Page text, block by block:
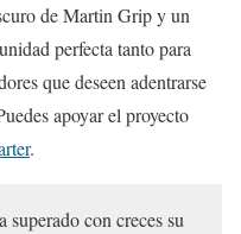
de Martin Grip y un
perfecta tanto para
que deseen adentrarse
apoyar el proyecto
.
con creces su